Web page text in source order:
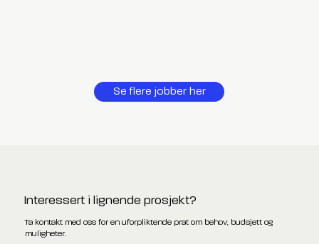
Se flere jobber her
Interessert i lignende prosjekt?
Ta kontakt med oss for en uforpliktende prat om behov, budsjett og
muligheter.